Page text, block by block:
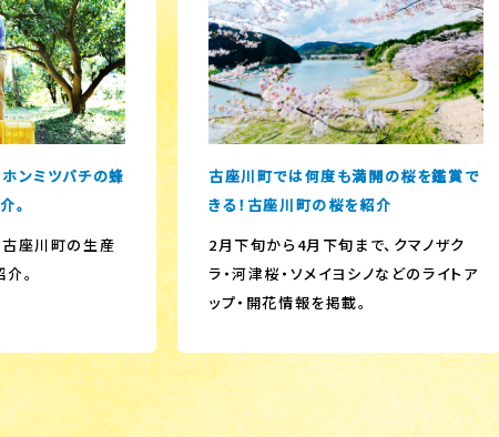
ンミツバチの蜂
。
古座川町の生産
。
古座川町では何度も満開の桜を鑑賞で
きる！古座川町の桜を紹介
2月下旬から4月下旬まで、クマノザク
ラ・河津桜・ソメイヨシノなどのライトア
ップ・開花情報を掲載。